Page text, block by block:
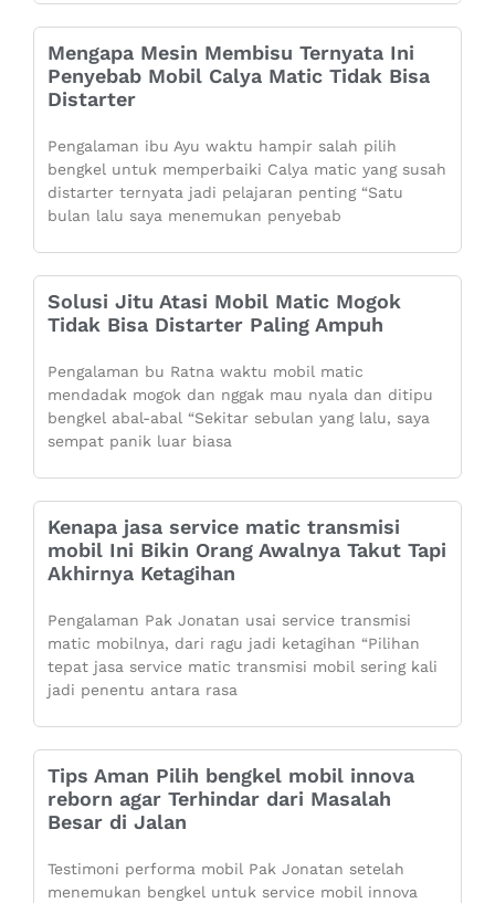
Mengapa Mesin Membisu Ternyata Ini
Penyebab Mobil Calya Matic Tidak Bisa
Distarter
Pengalaman ibu Ayu waktu hampir salah pilih
bengkel untuk memperbaiki Calya matic yang susah
distarter ternyata jadi pelajaran penting “Satu
bulan lalu saya menemukan penyebab
Solusi Jitu Atasi Mobil Matic Mogok
Tidak Bisa Distarter Paling Ampuh
Pengalaman bu Ratna waktu mobil matic
mendadak mogok dan nggak mau nyala dan ditipu
bengkel abal-abal “Sekitar sebulan yang lalu, saya
sempat panik luar biasa
Kenapa jasa service matic transmisi
mobil Ini Bikin Orang Awalnya Takut Tapi
Akhirnya Ketagihan
Pengalaman Pak Jonatan usai service transmisi
matic mobilnya, dari ragu jadi ketagihan “Pilihan
tepat jasa service matic transmisi mobil sering kali
jadi penentu antara rasa
Tips Aman Pilih bengkel mobil innova
reborn agar Terhindar dari Masalah
Besar di Jalan
Testimoni performa mobil Pak Jonatan setelah
menemukan bengkel untuk service mobil innova